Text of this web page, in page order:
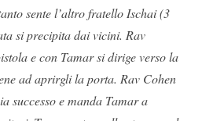
sente l’altro fratello Ischai (3
si precipita dai vicini. Rav
e con Tamar si dirige verso la
ad aprirgli la porta. Rav Cohen
successo e manda Tamar a